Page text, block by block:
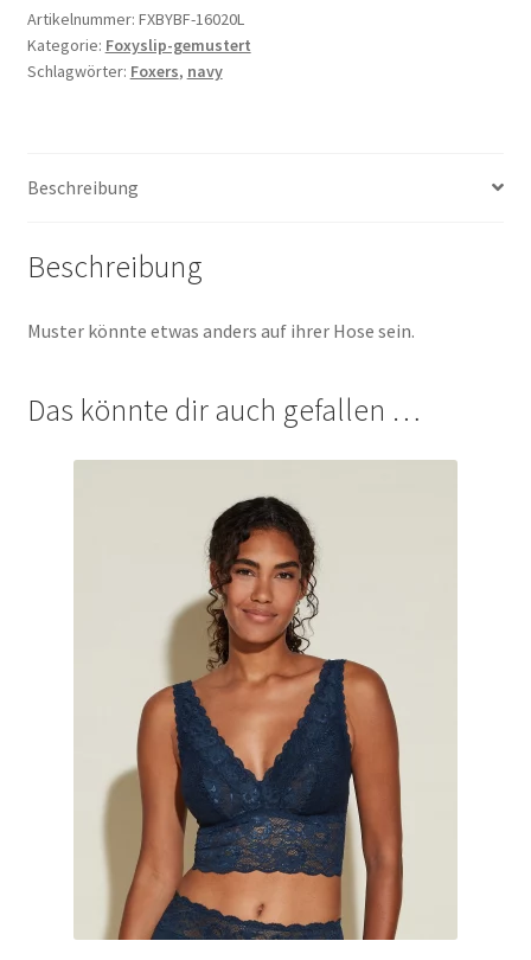
Pergola
Menge
Artikelnummer: FXBYBF-16020L
Kategorie: Foxyslip-gemustert
Schlagwörter: Foxers, navy
Beschreibung
Beschreibung
Muster könnte etwas anders auf ihrer Hose sein.
Das könnte dir auch gefallen …